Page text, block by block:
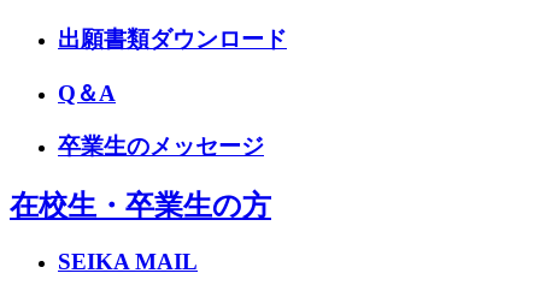
出願書類ダウンロード
Q＆A
卒業生のメッセージ
在校生・卒業生の方
SEIKA MAIL